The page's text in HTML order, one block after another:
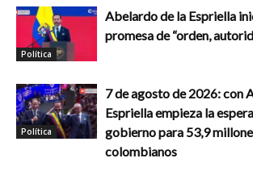
Política
Abelardo de la Espriella
promesa de “orden,
Política
7 de agosto de 2026: con
Espriella empieza la
gobierno para 53,9
colombianos